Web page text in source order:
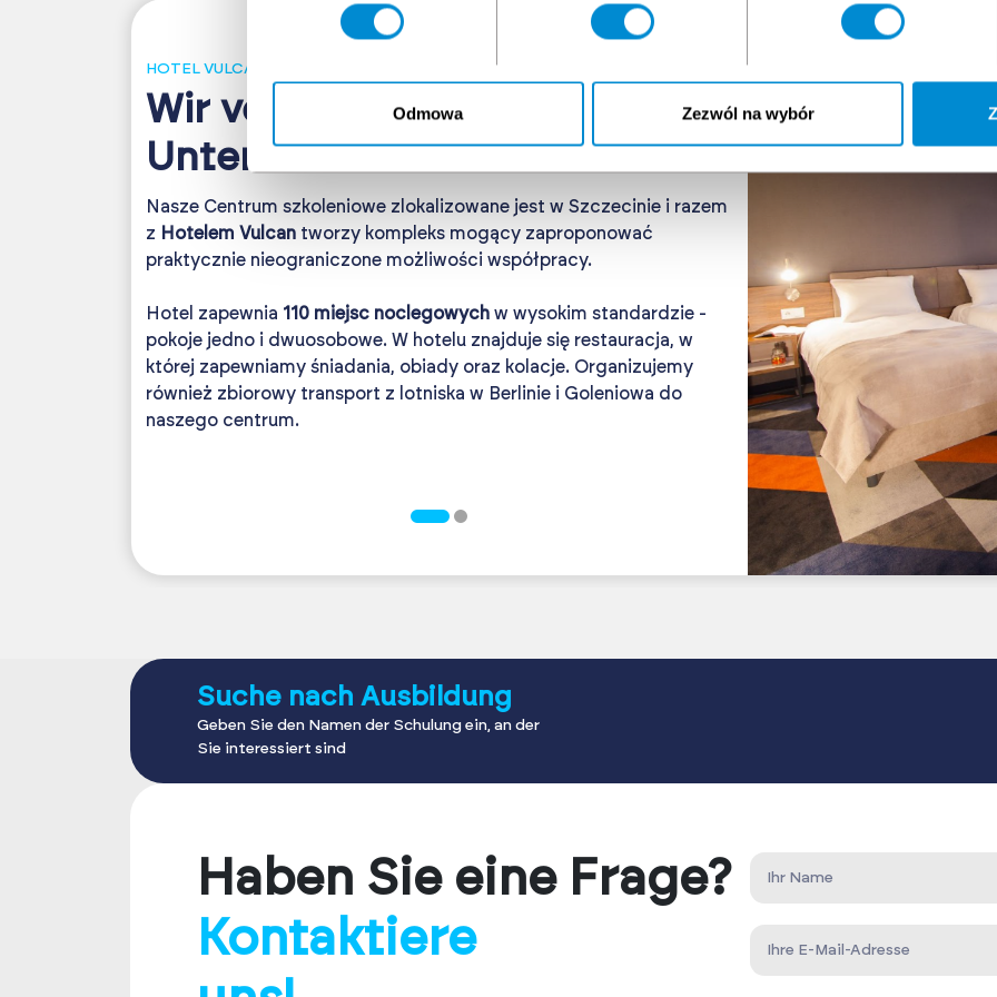
Odmowa Zezwól na wybór
HOTEL VULCAN
Wir verfügen über eine eigene
Unterkunftsbasis
Nasze Centrum szkoleniowe zlokalizowane jest w Szczecinie i razem
z Hotelem Vulcantworzy kompleks mogący zaproponować
praktycznie nieograniczone możliwości współpracy.
Hotel zapewnia 110 miejsc noclegowychw wysokim standardzie -
pokoje jedno i dwuosobowe. W hotelu znajduje się restauracja, w
której zapewniamy śniadania, obiady oraz kolacje. Organizujemy
również zbiorowy transport z lotniska w Berlinie i Goleniowa do
naszego centrum.
Suche nach Ausbildung
Geben Sie den Namen der Schulung ein, an der
Sie interessiert sind
Haben Sie eine Frage?
Kontaktiere